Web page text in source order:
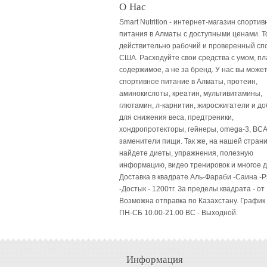
О Нас
Smart Nutrition - интернет-магазин
питания в Алматы с доступными ценами.
действительно рабочий и проверенный
США. Расходуйте свои средства с умом,
содержимое, а не за бренд. У нас вы
спортивное питание в Алматы, протеин,
аминокислоты, креатин, мультивитамины,
глютамин, л-карнитин, жиросжигатели и
для снижения веса, предтреники,
хондропротекторы, гейнеры, omega-3,
заменители пищи. Так же, на нашей
найдете диеты, упражнения, полезную
информацию, видео тренировок и многое
Доставка в квадрате Аль-Фараби -Саина -
-Достык - 1200тг. За пределы квадрата - от
Возможна отправка по Казахстану.
ПН-СБ 10.00-21.00 ВC - Выходной.
Информация